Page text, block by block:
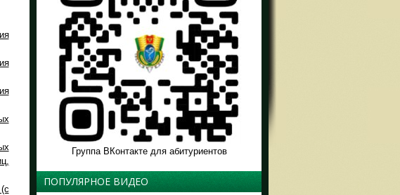
Группа ВКонтакте для абитуриентов
ПОПУЛЯРНОЕ ВИДЕО